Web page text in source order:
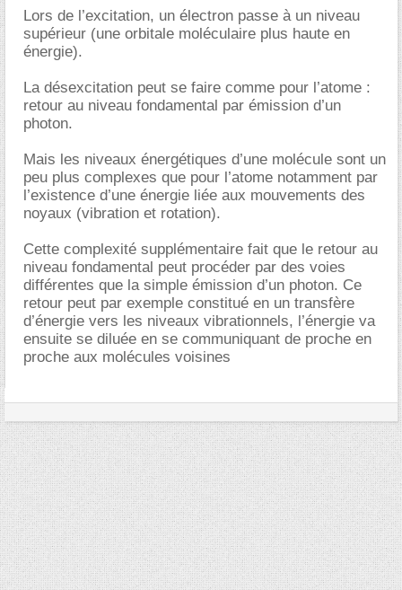
Lors de l’excitation, un électron passe à un niveau
supérieur (une orbitale moléculaire plus haute en
énergie).
La désexcitation peut se faire comme pour l’atome :
retour au niveau fondamental par émission d’un
photon.
Mais les niveaux énergétiques d’une molécule sont un
peu plus complexes que pour l’atome notamment par
l’existence d’une énergie liée aux mouvements des
noyaux (vibration et rotation).
Cette complexité supplémentaire fait que le retour au
niveau fondamental peut procéder par des voies
différentes que la simple émission d’un photon. Ce
retour peut par exemple constitué en un transfère
d’énergie vers les niveaux vibrationnels, l’énergie va
ensuite se diluée en se communiquant de proche en
proche aux molécules voisines